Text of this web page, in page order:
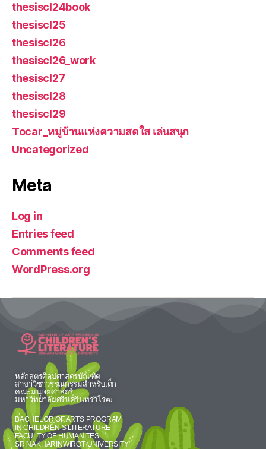
thesiscl24book
thesiscl25
thesiscl26
thesiscl26_work
thesiscl27
thesiscl28
thesiscl29
Tocar_หมู่บ้านแห่งความสดใส เล่นสนุก
Uncategorized
Meta
Log in
Entries feed
Comments feed
WordPress.org
หลักสูตรศิลปศาสตรบัณฑิต
สาขาวิชาวรรณกรรมสำหรับเด็ก
คณะมนุษยศาสตร์
มหาวิทยาลัยศรีนครินทรวิโรฒ
BACHELOR OF ARTS PROGRAM
IN CHILDREN’S LITERATURE
FACULTY OF HUMANITES
SRINAKHARINWIROT UNIVERSITY